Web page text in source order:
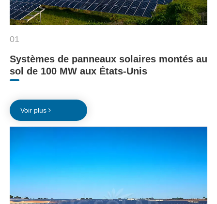
01
Systèmes de panneaux solaires montés au
sol de 100 MW aux États-Unis
Voir plus